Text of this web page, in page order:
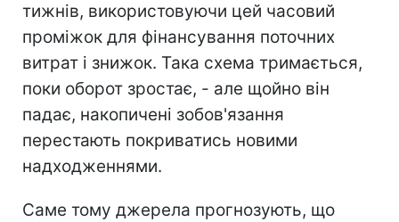
тижнів, використовуючи цей часовий
проміжок для фінансування поточних
витрат і знижок. Така схема тримається,
поки оборот зростає, - але щойно він
падає, накопичені зобов'язання
перестають покриватись новими
надходженнями.
Саме тому джерела прогнозують, що